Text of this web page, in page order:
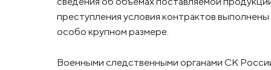
преступления условия контрактов
особо крупном размере.
Военными следственными органами СК